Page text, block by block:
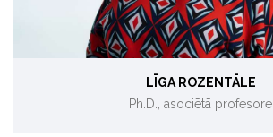
LĪGA ROZENTĀLE
Ph.D., asociētā profesore